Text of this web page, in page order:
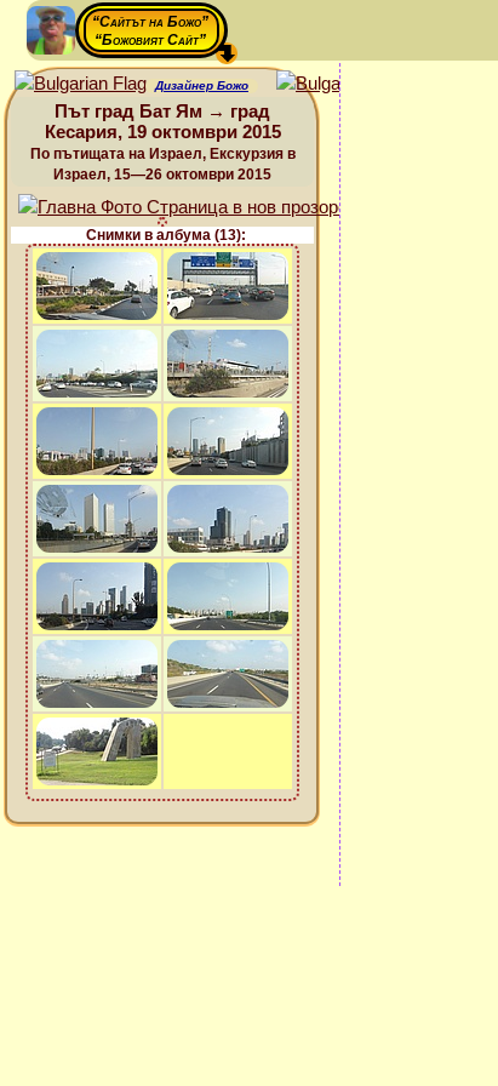
“Сайтът на Божо”
“Божовият Сайт”
Дизайнер Божо
Път град Бат Ям → град
Кесария, 19 октомври 2015
По пътищата на Израел, Екскурзия в
Израел, 15—26 октомври 2015
Снимки в албума (13):